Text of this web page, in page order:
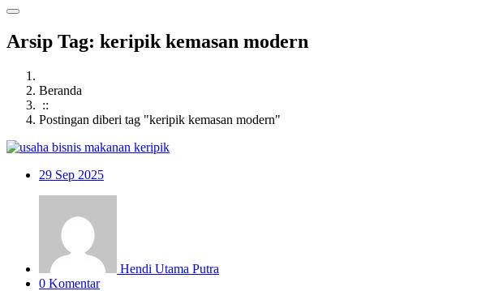
Arsip Tag: keripik kemasan modern
Beranda
::
Postingan diberi tag "keripik kemasan modern"
29 Sep 2025
Hendi Utama Putra
0 Komentar